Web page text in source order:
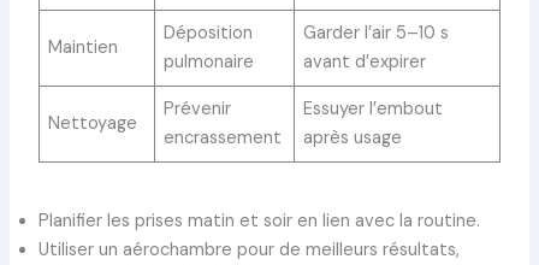
Maintien
Déposition
pulmonaire
Garder l’air 5–10 s
avant d’expirer
Nettoyage
Prévenir
encrassement
Essuyer l’embout
après usage
Planifier les prises matin et soir en lien avec la routine.
Utiliser un aérochambre pour de meilleurs résultats,